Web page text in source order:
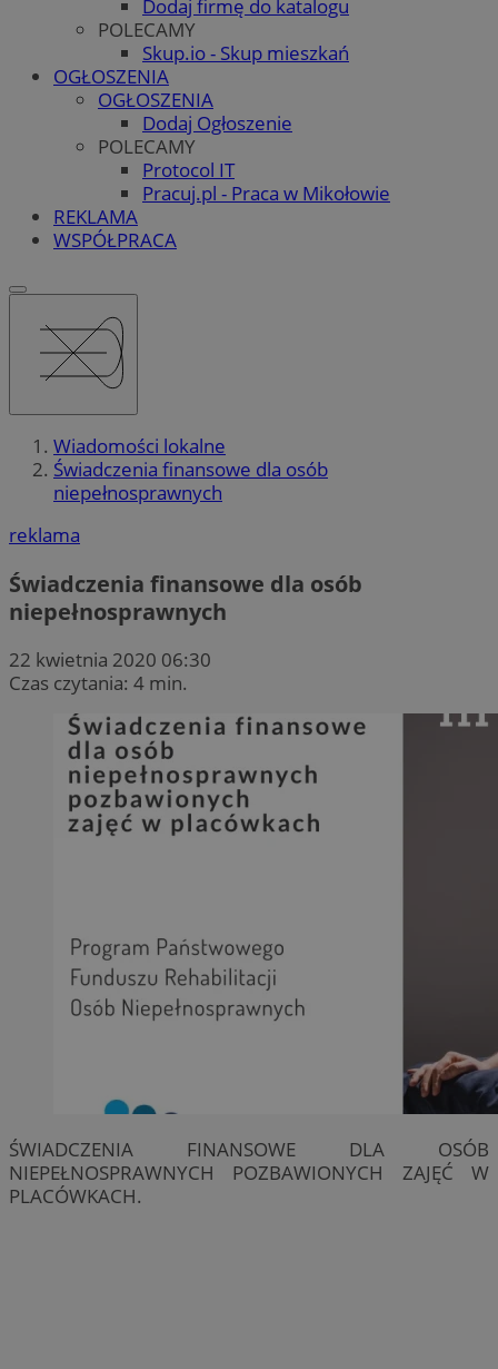
Dodaj firmę do katalogu
POLECAMY
Skup.io - Skup mieszkań
OGŁOSZENIA
OGŁOSZENIA
Dodaj Ogłoszenie
POLECAMY
Protocol IT
Pracuj.pl - Praca w Mikołowie
REKLAMA
WSPÓŁPRACA
Wiadomości lokalne
Świadczenia finansowe dla osób
niepełnosprawnych
reklama
Świadczenia finansowe dla osób
niepełnosprawnych
22 kwietnia 2020 06:30
Czas czytania: 4 min.
ŚWIADCZENIA FINANSOWE DLA OSÓB
NIEPEŁNOSPRAWNYCH POZBAWIONYCH ZAJĘĆ W
PLACÓWKACH.